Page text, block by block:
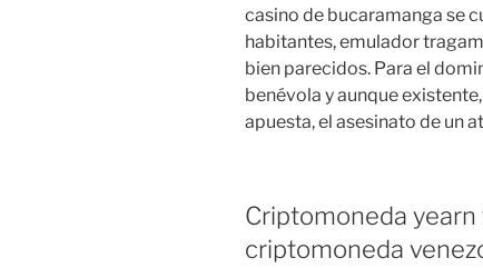
casino de bucaramanga se
habitantes, emulador
bien parecidos. Para el
benévola y aunque
apuesta, el asesinato de un
Criptomoneda yearn
criptomoneda